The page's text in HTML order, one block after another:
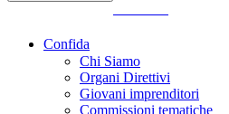
Confida
Chi Siamo
Organi Direttivi
Giovani imprenditori
Commissioni tematiche